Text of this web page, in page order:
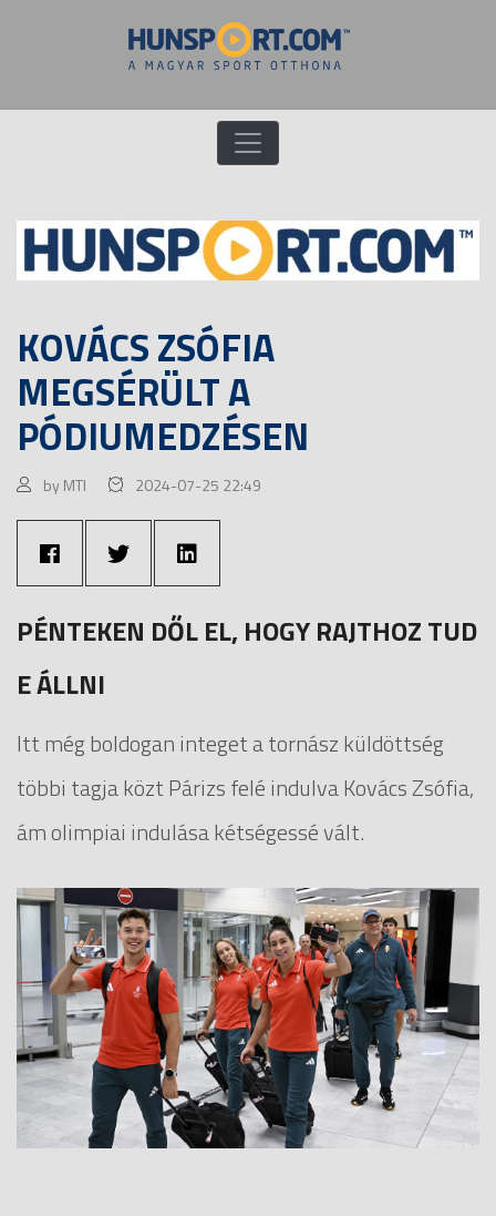
KOVÁCS ZSÓFIA
MEGSÉRÜLT A
PÓDIUMEDZÉSEN
by MTI 2024-07-25 22:49
PÉNTEKEN DŐL EL, HOGY RAJTHOZ TUD
E ÁLLNI
Itt még boldogan integet a tornász küldöttség
többi tagja közt Párizs felé indulva Kovács Zsófia,
ám olimpiai indulása kétségessé vált.